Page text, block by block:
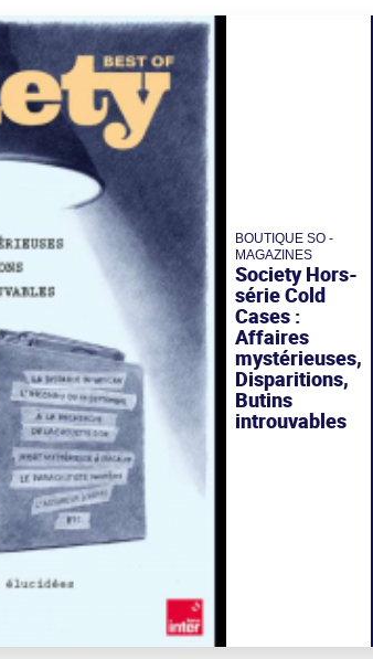
BOUTIQUE SO -
MAGAZINES
Society Hors-
série Cold
Cases :
Affaires
mystérieuses,
Disparitions,
Butins
introuvables